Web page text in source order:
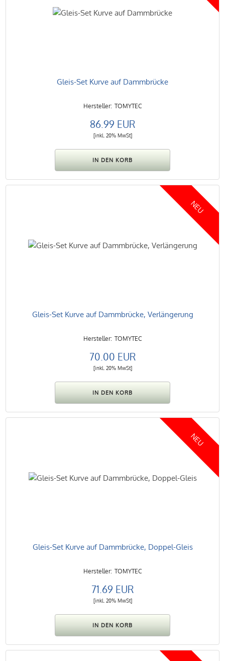
Gleis-Set Kurve auf Dammbrücke
TOMYTEC
86.99 EUR
[inkl. 20% MwSt]
NEU
Gleis-Set Kurve auf Dammbrücke, Verlängerung
TOMYTEC
70.00 EUR
[inkl. 20% MwSt]
NEU
Gleis-Set Kurve auf Dammbrücke, Doppel-Gleis
TOMYTEC
71.69 EUR
[inkl. 20% MwSt]